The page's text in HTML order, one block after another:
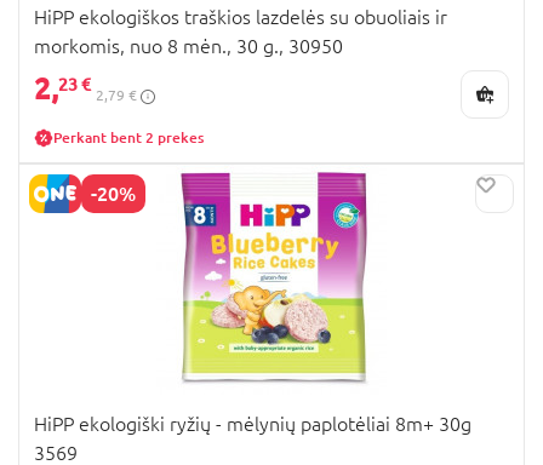
HiPP ekologiškos traškios lazdelės su obuoliais ir
morkomis, nuo 8 mėn., 30 g., 30950
2,23 €
2,79 €
Perkant bent 2 prekes
-20%
HiPP ekologiški ryžių - mėlynių paplotėliai 8m+ 30g
3569